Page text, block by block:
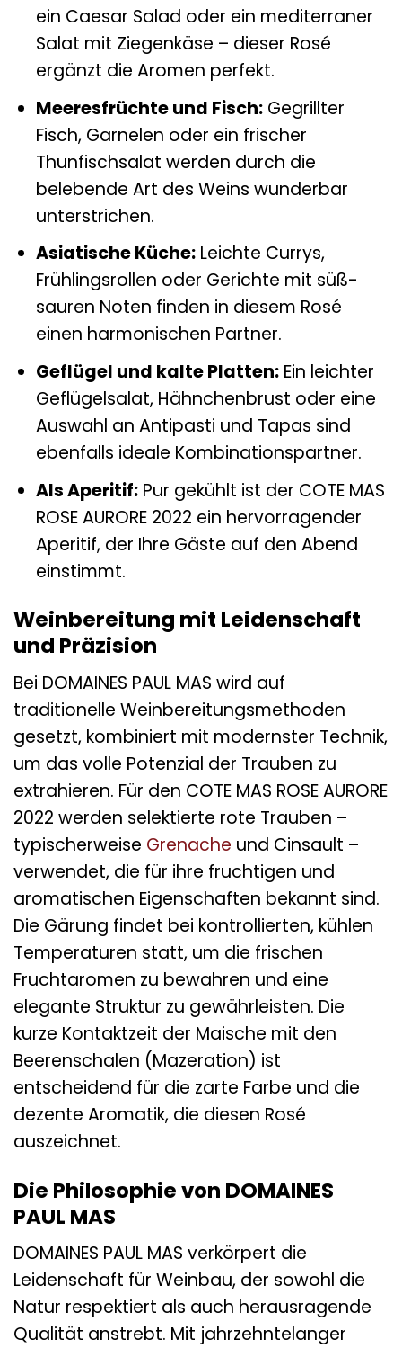
ein Caesar Salad oder ein mediterraner
Salat mit Ziegenkäse – dieser Rosé
ergänzt die Aromen perfekt.
Meeresfrüchte und Fisch:Gegrillter
Fisch, Garnelen oder ein frischer
Thunfischsalat werden durch die
belebende Art des Weins wunderbar
unterstrichen.
Asiatische Küche:Leichte Currys,
Frühlingsrollen oder Gerichte mit süß-
sauren Noten finden in diesem Rosé
einen harmonischen Partner.
Geflügel und kalte Platten:Ein leichter
Geflügelsalat, Hähnchenbrust oder eine
Auswahl an Antipasti und Tapas sind
ebenfalls ideale Kombinationspartner.
Als Aperitif:Pur gekühlt ist der COTE MAS
ROSE AURORE 2022 ein hervorragender
Aperitif, der Ihre Gäste auf den Abend
einstimmt.
Weinbereitung mit Leidenschaft
und Präzision
Bei DOMAINES PAUL MAS wird auf
traditionelle Weinbereitungsmethoden
gesetzt, kombiniert mit modernster Technik,
um das volle Potenzial der Trauben zu
extrahieren. Für den COTE MAS ROSE AURORE
2022 werden selektierte rote Trauben –
typischerweise Grenache und Cinsault –
verwendet, die für ihre fruchtigen und
aromatischen Eigenschaften bekannt sind.
Die Gärung findet bei kontrollierten, kühlen
Temperaturen statt, um die frischen
Fruchtaromen zu bewahren und eine
elegante Struktur zu gewährleisten. Die
kurze Kontaktzeit der Maische mit den
Beerenschalen (Mazeration) ist
entscheidend für die zarte Farbe und die
dezente Aromatik, die diesen Rosé
auszeichnet.
Die Philosophie von DOMAINES
PAUL MAS
DOMAINES PAUL MAS verkörpert die
Leidenschaft für Weinbau, der sowohl die
Natur respektiert als auch herausragende
Qualität anstrebt. Mit jahrzehntelanger